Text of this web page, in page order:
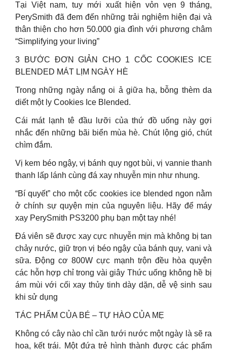
Tại Việt nam, tuy mới xuất hiện vỏn vẹn 9 tháng,
PerySmith đã đem đến những trải nghiệm hiện đại và
thân thiện cho hơn 50.000 gia đình với phương châm
“Simplifying your living”
3 BƯỚC ĐƠN GIẢN CHO 1 CỐC COOKIES ICE
BLENDED MÁT LỊM NGÀY HÈ
Trong những ngày nắng oi ả giữa hạ, bỗng thèm da
diết một ly Cookies Ice Blended.
Cái mát lạnh tê đầu lưỡi của thứ đồ uống này gợi
nhắc đến những bãi biển mùa hè. Chút lộng gió, chút
chìm đắm.
Vị kem béo ngậy, vị bánh quy ngọt bùi, vị vannie thanh
thanh lấp lánh cùng đá xay nhuyễn mịn như nhung.
“Bí quyết” cho một cốc cookies ice blended ngon nằm
ở chính sự quyện mịn của nguyên liệu. Hãy để máy
xay PerySmith PS3200 phụ bạn một tay nhé!
Đá viên sẽ được xay cực nhuyễn mịn mà không bị tan
chảy nước, giữ trọn vị béo ngậy của bánh quy, vani và
sữa. Động cơ 800W cực mạnh trộn đều hòa quyện
các hỗn hợp chỉ trong vài giây Thức uống không hề bị
ám mùi với cối xay thủy tinh dày dặn, dễ vệ sinh sau
khi sử dụng
TÁC PHẨM CỦA BÉ – TỰ HÀO CỦA MẸ
Không có cây nào chỉ cần tưới nước một ngày là sẽ ra
hoa, kết trái. Một đứa trẻ hình thành được các phẩm